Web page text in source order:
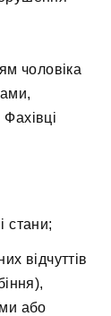
чоловіка
стани;
відчуттів
або